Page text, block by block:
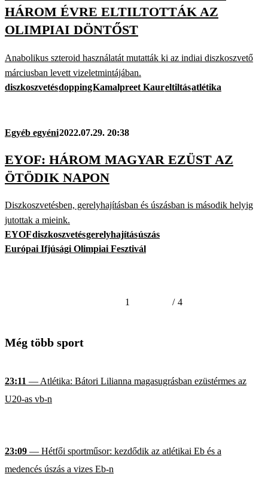
HÁROM ÉVRE ELTILTOTTÁK AZ
OLIMPIAI DÖNTŐST
Anabolikus szteroid használatát mutatták ki az indiai diszkoszvető
márciusban levett vizeletmintájában.
diszkoszvetésdoppingKamalpreet Kaureltiltásatlétika
Egyéb egyéni2022.07.29. 20:38
EYOF: HÁROM MAGYAR EZÜST AZ
ÖTÖDIK NAPON
Diszkoszvetésben, gerelyhajításban és úszásban is második helyig
jutottak a mieink.
EYOFdiszkoszvetésgerelyhajításúszás
Európai Ifjúsági Olimpiai Fesztivál
1 / 4
Még több sport
23:11 — Atlétika: Bátori Lilianna magasugrásban ezüstérmes az
U20-as vb-n
23:09 — Hétfői sportműsor: kezdődik az atlétikai Eb és a
medencés úszás a vizes Eb-n